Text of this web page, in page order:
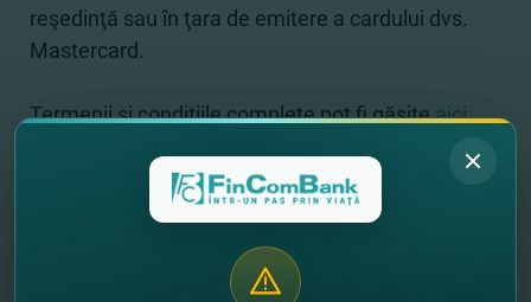
reşedinţă sau în ţara de emitere a cardului dvs.
Mastercard.
Termenii şi condiţiile complete pot fi găsiteaici.
Dacă încă nu ai un card premium de la
FinComBank, îl poţi deschide online
în doar
alege cardul Mastercard Platinum